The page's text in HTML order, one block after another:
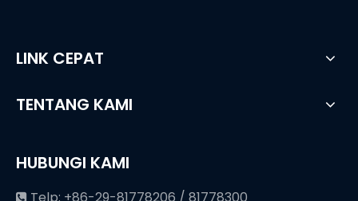
LINK CEPAT
TENTANG KAMI
HUBUNGI KAMI
